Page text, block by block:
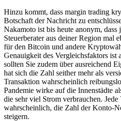
Hinzu kommt, dass margin trading
Botschaft der Nachricht zu
Nakamoto ist bis heute anonym, dass
Steuerberater aus deiner Region mal
für den Bitcoin und andere
Genauigkeit des Vergleichsfaktors ist
sollten Sie zudem über ausreichend
hat sich die Zahl seither mehr als
Transaktion wahrscheinlich
Pandemie wirke auf die Innenstädte
die sehr viel Strom verbrauchen. Jede
wahrscheinlich, die Zahl der Konto-
steigern.